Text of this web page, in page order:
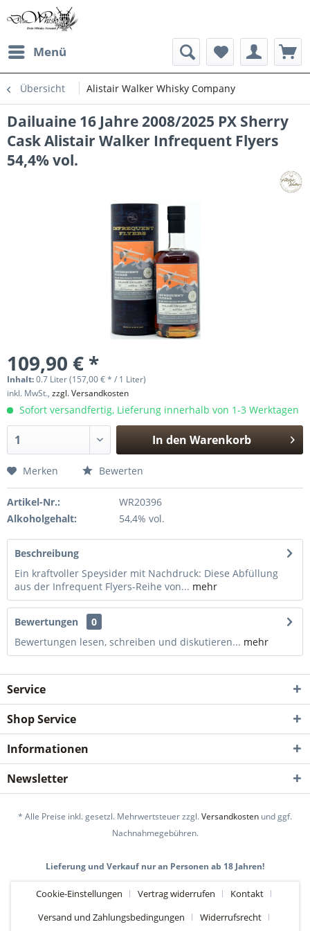
Menü
Übersicht Alistair Walker Whisky Company
Dailuaine 16 Jahre 2008/2025 PX Sherry
Cask Alistair Walker Infrequent Flyers
54,4% vol.
109,90 € *
Inhalt:0.7 Liter (157,00 € * / 1 Liter)
inkl. MwSt., zzgl. Versandkosten
Sofort versandfertig, Lieferung innerhalb von 1-3 Werktagen
In den Warenkorb
Merken Bewerten
Artikel-Nr.:
WR20396
Alkoholgehalt:
54,4% vol.
Beschreibung
Ein kraftvoller Speysider mit Nachdruck: Diese Abfüllung
aus der Infrequent Flyers-Reihe von... mehr
Bewertungen
0
Bewertungen lesen, schreiben und diskutieren... mehr
Service
Shop Service
Informationen
Newsletter
* Alle Preise inkl. gesetzl. Mehrwertsteuer zzgl.Versandkosten und ggf.
Nachnahmegebühren.
Lieferung und Verkauf nur an Personen ab 18 Jahren!
Cookie-Einstellungen Vertrag widerrufen
Kontakt
Versand und Zahlungsbedingungen
Widerrufsrecht